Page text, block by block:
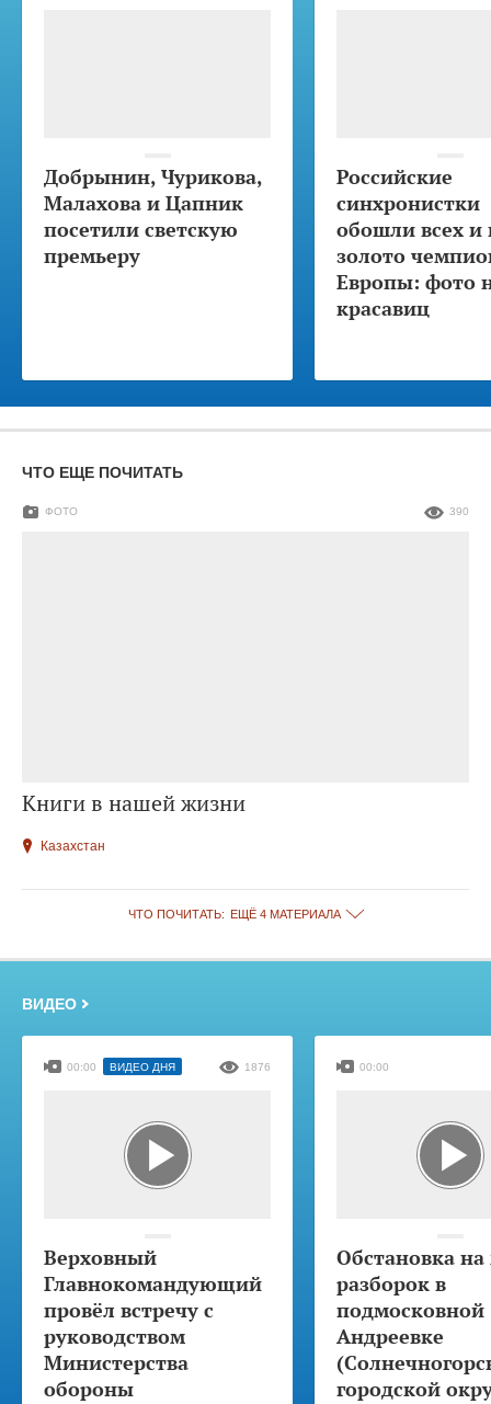
Добрынин, Чурикова,
Малахова и Цапник
посетили светскую
премьеру
Российские
синхронистки
обошли всех и
золото
Европы: фото
красавиц
ЧТО ЕЩЕ ПОЧИТАТЬ
Книги в нашей жизни
ФОТО 390
Казахстан
ЧТО ПОЧИТАТЬ: ЕЩЁ 4 МАТЕРИАЛА
ВИДЕО
Верховный
Главнокомандующий
провёл встречу с
руководством
Министерства
обороны
00:00 ВИДЕО ДНЯ 1876
Обстановка на
разборок в
подмосковной
Андреевке
городской
00:00